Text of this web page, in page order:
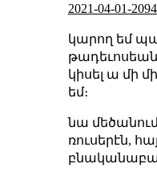
2021-04-01-
կարող եմ
կիսել ա մի
եմ։
նա մեծանում
ռուսերէն,